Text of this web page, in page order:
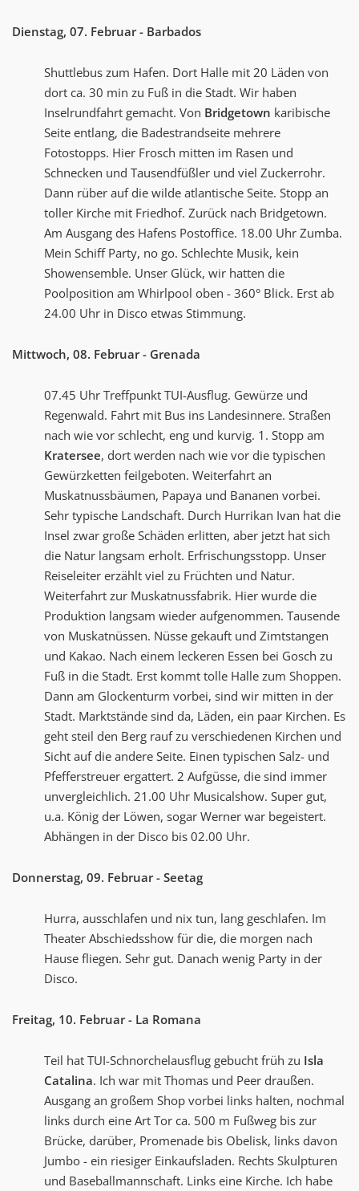
Dienstag, 07. Februar - Barbados
Shuttlebus zum Hafen. Dort Halle mit 20 Läden von
dort ca. 30 min zu Fuß in die Stadt. Wir haben
Inselrundfahrt gemacht. Von Bridgetown karibische
Seite entlang, die Badestrandseite mehrere
Fotostopps. Hier Frosch mitten im Rasen und
Schnecken und Tausendfüßler und viel Zuckerrohr.
Dann rüber auf die wilde atlantische Seite. Stopp an
toller Kirche mit Friedhof. Zurück nach Bridgetown.
Am Ausgang des Hafens Postoffice. 18.00 Uhr Zumba.
Mein Schiff Party, no go. Schlechte Musik, kein
Showensemble. Unser Glück, wir hatten die
Poolposition am Whirlpool oben - 360° Blick. Erst ab
24.00 Uhr in Disco etwas Stimmung.
Mittwoch, 08. Februar - Grenada
07.45 Uhr Treffpunkt TUI-Ausflug. Gewürze und
Regenwald. Fahrt mit Bus ins Landesinnere. Straßen
nach wie vor schlecht, eng und kurvig. 1. Stopp am
Kratersee, dort werden nach wie vor die typischen
Gewürzketten feilgeboten. Weiterfahrt an
Muskatnussbäumen, Papaya und Bananen vorbei.
Sehr typische Landschaft. Durch Hurrikan Ivan hat die
Insel zwar große Schäden erlitten, aber jetzt hat sich
die Natur langsam erholt. Erfrischungsstopp. Unser
Reiseleiter erzählt viel zu Früchten und Natur.
Weiterfahrt zur Muskatnussfabrik. Hier wurde die
Produktion langsam wieder aufgenommen. Tausende
von Muskatnüssen. Nüsse gekauft und Zimtstangen
und Kakao. Nach einem leckeren Essen bei Gosch zu
Fuß in die Stadt. Erst kommt tolle Halle zum Shoppen.
Dann am Glockenturm vorbei, sind wir mitten in der
Stadt. Marktstände sind da, Läden, ein paar Kirchen. Es
geht steil den Berg rauf zu verschiedenen Kirchen und
Sicht auf die andere Seite. Einen typischen Salz- und
Pfefferstreuer ergattert. 2 Aufgüsse, die sind immer
unvergleichlich. 21.00 Uhr Musicalshow. Super gut,
u.a. König der Löwen, sogar Werner war begeistert.
Abhängen in der Disco bis 02.00 Uhr.
Donnerstag, 09. Februar - Seetag
Hurra, ausschlafen und nix tun, lang geschlafen. Im
Theater Abschiedsshow für die, die morgen nach
Hause fliegen. Sehr gut. Danach wenig Party in der
Disco.
Freitag, 10. Februar - La Romana
Teil hat TUI-Schnorchelausflug gebucht früh zu Isla
Catalina. Ich war mit Thomas und Peer draußen.
Ausgang an großem Shop vorbei links halten, nochmal
links durch eine Art Tor ca. 500 m Fußweg bis zur
Brücke, darüber, Promenade bis Obelisk, links davon
Jumbo - ein riesiger Einkaufsladen. Rechts Skulpturen
und Baseballmannschaft. Links eine Kirche. Ich habe